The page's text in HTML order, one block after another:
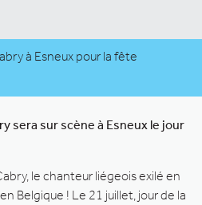
à Esneux pour la fête
sera sur scène à Esneux le jour
le chanteur liégeois exilé en
Belgique ! Le 21 juillet, jour de la